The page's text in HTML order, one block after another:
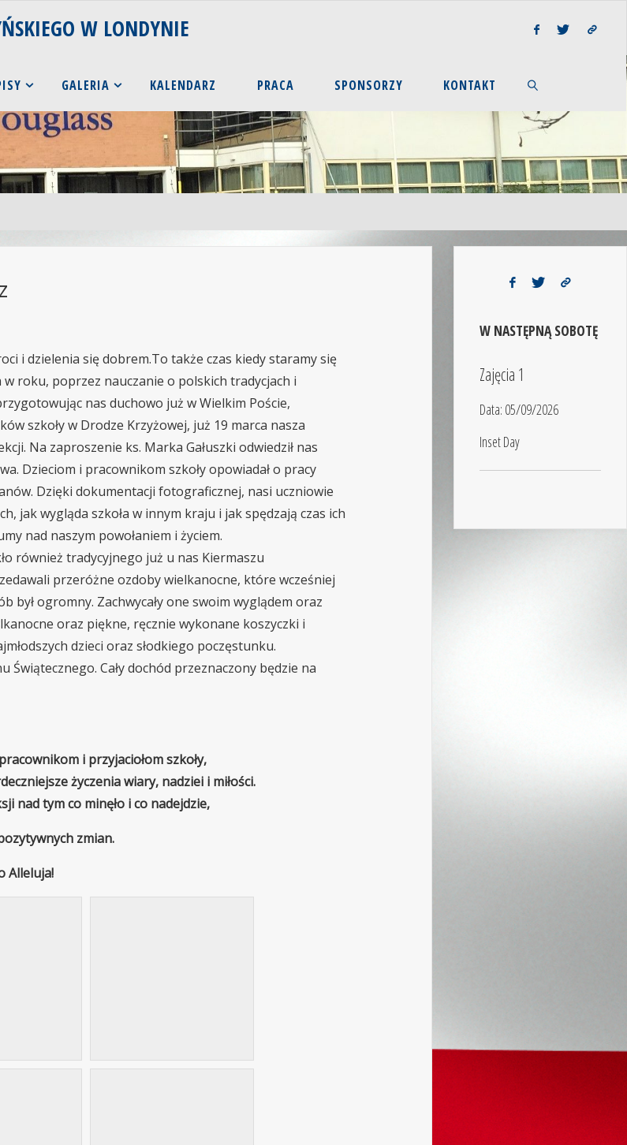
W LONDYNIE
GALERIA KALENDARZ PRACA SPONSORZY KONTAKT
i dzielenia się dobrem.To także czas kiedy staramy się
roku, poprzez nauczanie o polskich tradycjach i
nas duchowo już w Wielkim Poście,
szkoły w Drodze Krzyżowej, już 19 marca nasza
Na zaproszenie ks. Marka Gałuszki odwiedził nas
Dzieciom i pracownikom szkoły opowiadał o pracy
Dzięki dokumentacji fotograficznej, nasi uczniowie
jak wygląda szkoła w innym kraju i jak spędzają czas ich
nad naszym powołaniem i życiem.
również tradycyjnego już u nas Kiermaszu
przeróżne ozdoby wielkanocne, które wcześniej
był ogromny. Zachwycały one swoim wyglądem oraz
oraz piękne, ręcznie wykonane koszyczki i
dzieci oraz słodkiego poczęstunku.
Cały dochód przeznaczony będzie na
i przyjaciołom szkoły,
życzenia wiary, nadziei i miłości.
nad tym co minęło i co nadejdzie,
zmian.
Alleluja!
W NASTĘPNĄ SOBOTĘ
Zajęcia 1
Data: 05/09/2026
Inset Day